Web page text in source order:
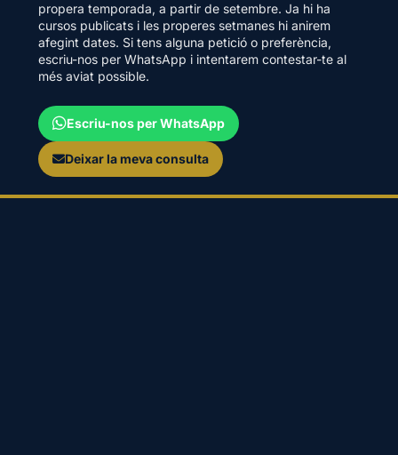
propera temporada, a partir de setembre. Ja hi ha
cursos publicats i les properes setmanes hi anirem
afegint dates. Si tens alguna petició o preferència,
escriu-nos per WhatsApp i intentarem contestar-te al
més aviat possible.
Escriu-nos per WhatsApp
Deixar la meva consulta